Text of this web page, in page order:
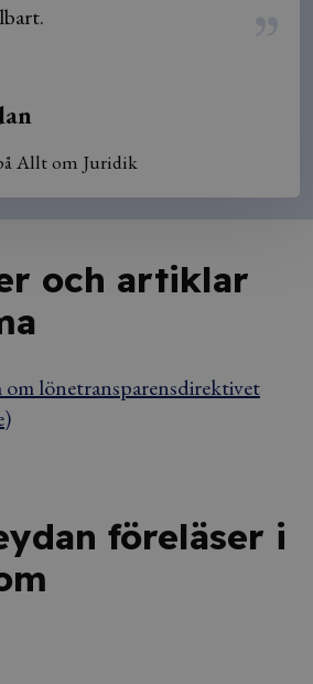
Allt om Juridik
och artiklar
om lönetransparensdirektivet
föreläser i